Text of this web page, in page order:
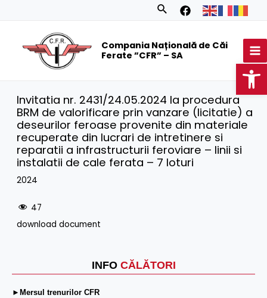
Search
Compania Națională de Căi
Ferate ”CFR” – SA
INFO CĂLĂTORI
►Mersul trenurilor CFR
Invitatia nr. 2431/24.05.2024 la procedura
BRM de valorificare prin vanzare (licitatie) a
deseurilor feroase provenite din materiale
recuperate din lucrari de intretinere si
reparatii a infrastructurii feroviare – linii si
instalatii de cale ferata – 7 loturi
2024
47
download document